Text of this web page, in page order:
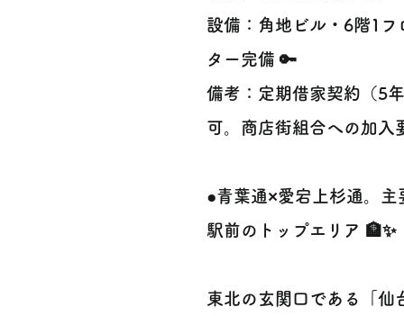
設備：角地ビル・6階1
ター完備 🔑
備考：定期借家契約（5
可。商店街組合への加入
●青葉通×愛宕上杉通。
駅前のトップエリア 🏦✨
東北の玄関口である「仙